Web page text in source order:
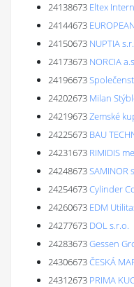
24138673 Eltex
24144673
24150673 NUPTIA
24173673 NORCIA
24196673
24202673 Milan
24219673Zemské
24225673 BAU
24231673 RIMIDIS
24248673SAMINOR
24254673Cylinder
24260673 EDM
24277673 DOL s.r.o.
24283673Gessen
24306673ČESKÁ
24312673 PRIMA